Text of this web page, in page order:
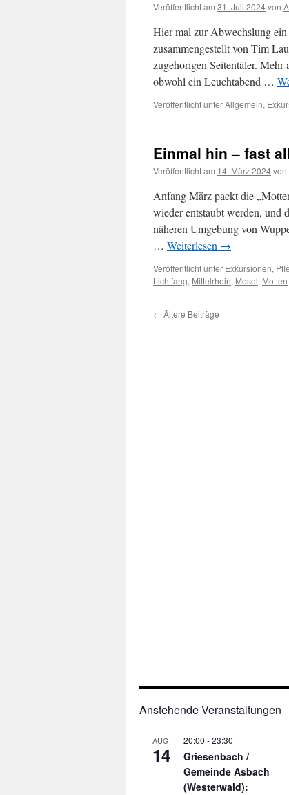
Veröffentlicht am 31. Juli 2024von
Hier mal zur Abwechslung
zusammengestellt von Tim
zugehörigen Seitentäler. Mehr
obwohl ein Leuchtabend …
Veröffentlicht unterAllgemein,
Einmal hin – fast
Veröffentlicht am 14. März 2024von
Anfang März packt die
wieder entstaubt werden,
näheren Umgebung von
… Weiterlesen →
Veröffentlicht unter Exkursionen,
Lichtfang, Mittelrhein, Mosel, Motten
← Ältere Beiträge
Anstehende Veranstaltungen
AUG.
14
20:00 -23:30
Griesenbach /
Gemeinde Asbach
(Westerwald):